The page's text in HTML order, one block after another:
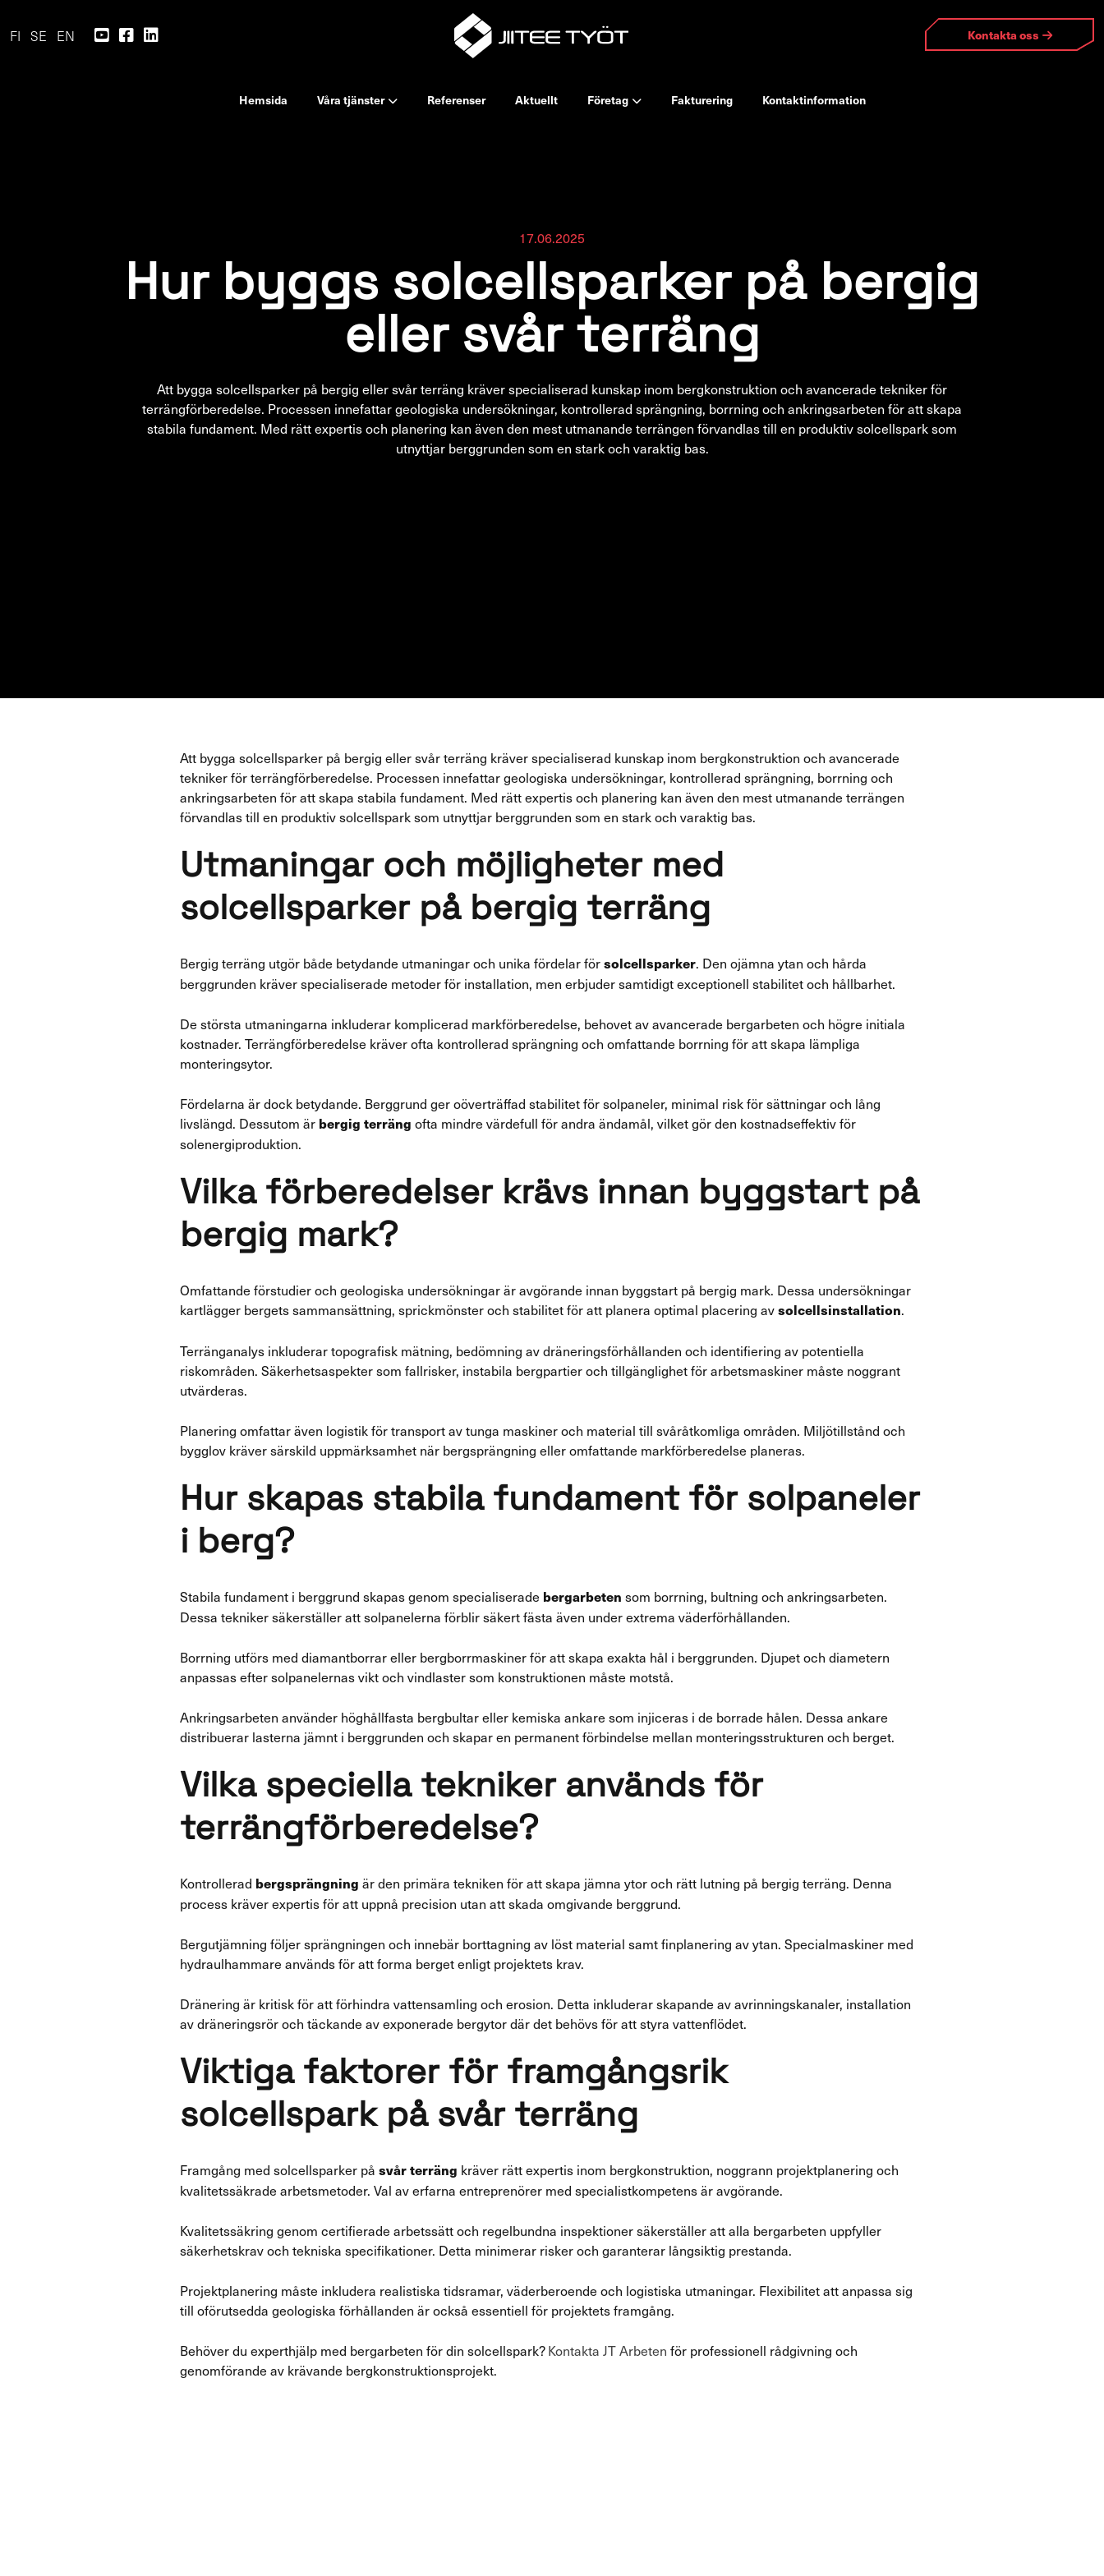
FI SE EN Kontakta oss
Hemsida Våra tjänster Referenser Aktuellt Företag Fakturering Kontaktinformation
17.06.2025
Hur byggs solcellsparker på bergig
eller svår terräng
Att bygga solcellsparker på bergig eller svår terräng kräver specialiserad kunskap inom bergkonstruktion och avancerade tekniker för
terrängförberedelse. Processen innefattar geologiska undersökningar, kontrollerad sprängning, borrning och ankringsarbeten för att skapa
stabila fundament. Med rätt expertis och planering kan även den mest utmanande terrängen förvandlas till en produktiv solcellspark som
utnyttjar berggrunden som en stark och varaktig bas.
Att bygga solcellsparker på bergig eller svår terräng kräver specialiserad kunskap inom bergkonstruktion och avancerade
tekniker för terrängförberedelse. Processen innefattar geologiska undersökningar, kontrollerad sprängning, borrning och
ankringsarbeten för att skapa stabila fundament. Med rätt expertis och planering kan även den mest utmanande terrängen
förvandlas till en produktiv solcellspark som utnyttjar berggrunden som en stark och varaktig bas.
Utmaningar och möjligheter med
solcellsparker på bergig terräng
Bergig terräng utgör både betydande utmaningar och unika fördelar försolcellsparker. Den ojämna ytan och hårda
berggrunden kräver specialiserade metoder för installation, men erbjuder samtidigt exceptionell stabilitet och hållbarhet.
De största utmaningarna inkluderar komplicerad markförberedelse, behovet av avancerade bergarbeten och högre initiala
kostnader. Terrängförberedelse kräver ofta kontrollerad sprängning och omfattande borrning för att skapa lämpliga
monteringsytor.
Fördelarna är dock betydande. Berggrund ger oöverträffad stabilitet för solpaneler, minimal risk för sättningar och lång
livslängd. Dessutom är bergig terräng ofta mindre värdefull för andra ändamål, vilket gör den kostnadseffektiv för
solenergiproduktion.
Vilka förberedelser krävs innan byggstart på
bergig mark?
Omfattande förstudier och geologiska undersökningar är avgörande innan byggstart på bergig mark. Dessa undersökningar
kartlägger bergets sammansättning, sprickmönster och stabilitet för att planera optimal placering avsolcellsinstallation.
Terränganalys inkluderar topografisk mätning, bedömning av dräneringsförhållanden och identifiering av potentiella
riskområden. Säkerhetsaspekter som fallrisker, instabila bergpartier och tillgänglighet för arbetsmaskiner måste noggrant
utvärderas.
Planering omfattar även logistik för transport av tunga maskiner och material till svåråtkomliga områden. Miljötillstånd och
bygglov kräver särskild uppmärksamhet när bergsprängning eller omfattande markförberedelse planeras.
Hur skapas stabila fundament för solpaneler
i berg?
Stabila fundament i berggrund skapas genom specialiserade bergarbeten som borrning, bultning och ankringsarbeten.
Dessa tekniker säkerställer att solpanelerna förblir säkert fästa även under extrema väderförhållanden.
Borrning utförs med diamantborrar eller bergborrmaskiner för att skapa exakta hål i berggrunden. Djupet och diametern
anpassas efter solpanelernas vikt och vindlaster som konstruktionen måste motstå.
Ankringsarbeten använder höghållfasta bergbultar eller kemiska ankare som injiceras i de borrade hålen. Dessa ankare
distribuerar lasterna jämnt i berggrunden och skapar en permanent förbindelse mellan monteringsstrukturen och berget.
Vilka speciella tekniker används för
terrängförberedelse?
Kontrollerad bergsprängning är den primära tekniken för att skapa jämna ytor och rätt lutning på bergig terräng. Denna
process kräver expertis för att uppnå precision utan att skada omgivande berggrund.
Bergutjämning följer sprängningen och innebär borttagning av löst material samt finplanering av ytan. Specialmaskiner med
hydraulhammare används för att forma berget enligt projektets krav.
Dränering är kritisk för att förhindra vattensamling och erosion. Detta inkluderar skapande av avrinningskanaler, installation
av dräneringsrör och täckande av exponerade bergytor där det behövs för att styra vattenflödet.
Viktiga faktorer för framgångsrik
solcellspark på svår terräng
Framgång med solcellsparker på svår terräng kräver rätt expertis inom bergkonstruktion, noggrann projektplanering och
kvalitetssäkrade arbetsmetoder. Val av erfarna entreprenörer med specialistkompetens är avgörande.
Kvalitetssäkring genom certifierade arbetssätt och regelbundna inspektioner säkerställer att alla bergarbeten uppfyller
säkerhetskrav och tekniska specifikationer. Detta minimerar risker och garanterar långsiktig prestanda.
Projektplanering måste inkludera realistiska tidsramar, väderberoende och logistiska utmaningar. Flexibilitet att anpassa sig
till oförutsedda geologiska förhållanden är också essentiell för projektets framgång.
Behöver du experthjälp med bergarbeten för din solcellspark?Kontakta JT Arbeten för professionell rådgivning och
genomförande av krävande bergkonstruktionsprojekt.